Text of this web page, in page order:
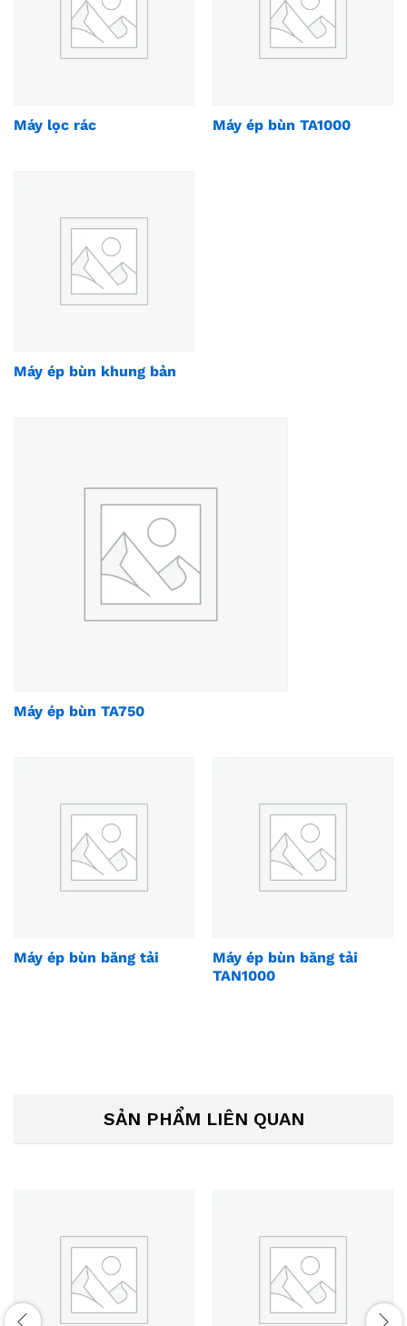
Máy lọc rác Máy ép bùn TA1000
Máy ép bùn khung bản
Máy ép bùn TA750
Máy ép bùn băng tải
Máy ép bùn băng tải
TAN1000
SẢN PHẨM LIÊN QUAN